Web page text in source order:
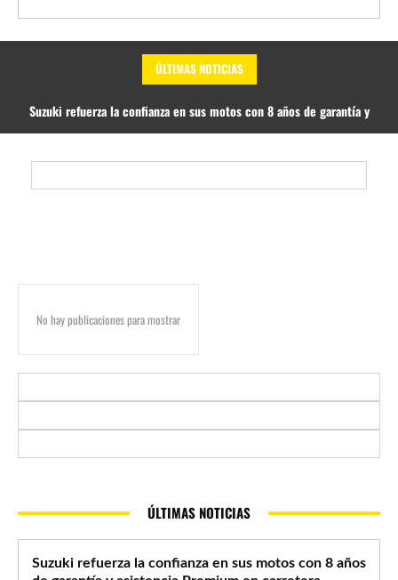
ÚLTIMAS NOTICIAS
Suzuki refuerza la confianza en sus motos con 8 años de garantía y
No hay publicaciones para mostrar
ÚLTIMAS NOTICIAS
Suzuki refuerza la confianza en sus motos con 8 años